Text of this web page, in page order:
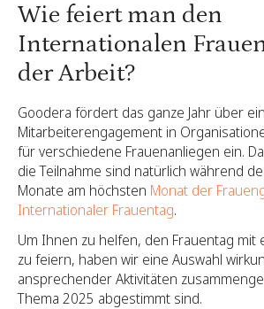
Wie feiert man den
Internationalen
der Arbeit?
Goodera fördert das ganze Jahr über
Mitarbeiterengagement in
für verschiedene Frauenanliegen ein.
die Teilnahme sind natürlich während
Monate am höchsten Monat der
Internationaler Frauentag.
Um Ihnen zu helfen, den Frauentag mit
zu feiern, haben wir eine Auswahl
ansprechender Aktivitäten
Thema 2025 abgestimmt sind.